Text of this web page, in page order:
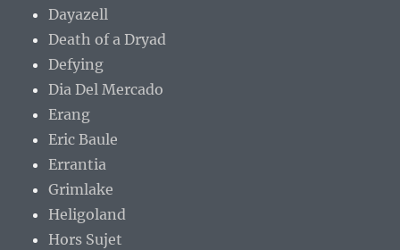
Dayazell
Death of a Dryad
Defying
Dia Del Mercado
Erang
Eric Baule
Errantia
Grimlake
Heligoland
Hors Sujet